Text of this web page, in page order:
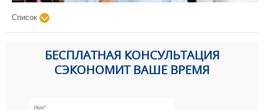
Список
БЕСПЛАТНАЯ КОНСУЛЬТАЦИЯ
СЭКОНОМИТ ВАШЕ ВРЕМЯ